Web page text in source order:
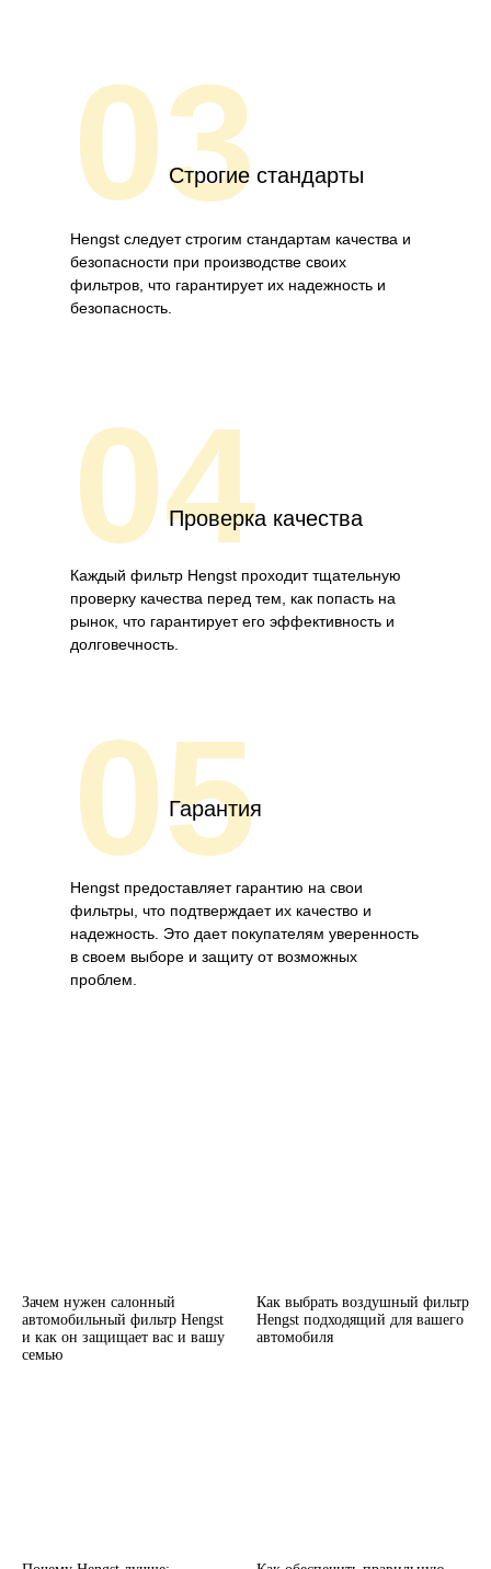
03Строгие стандарты
Hengst следует строгим стандартам качества и
безопасности при производстве своих
фильтров, что гарантирует их надежность и
безопасность.
04Проверка качества
Каждый фильтр Hengst проходит тщательную
проверку качества перед тем, как попасть на
рынок, что гарантирует его эффективность и
долговечность.
05
Гарантия
Hengst предоставляет гарантию на свои
фильтры, что подтверждает их качество и
надежность. Это дает покупателям уверенность
в своем выборе и защиту от возможных
проблем.
Зачем нужен салонный
автомобильный фильтр Hengst
и как он защищает вас и вашу
семью
Как выбрать воздушный фильтр
Hengst подходящий для вашего
автомобиля